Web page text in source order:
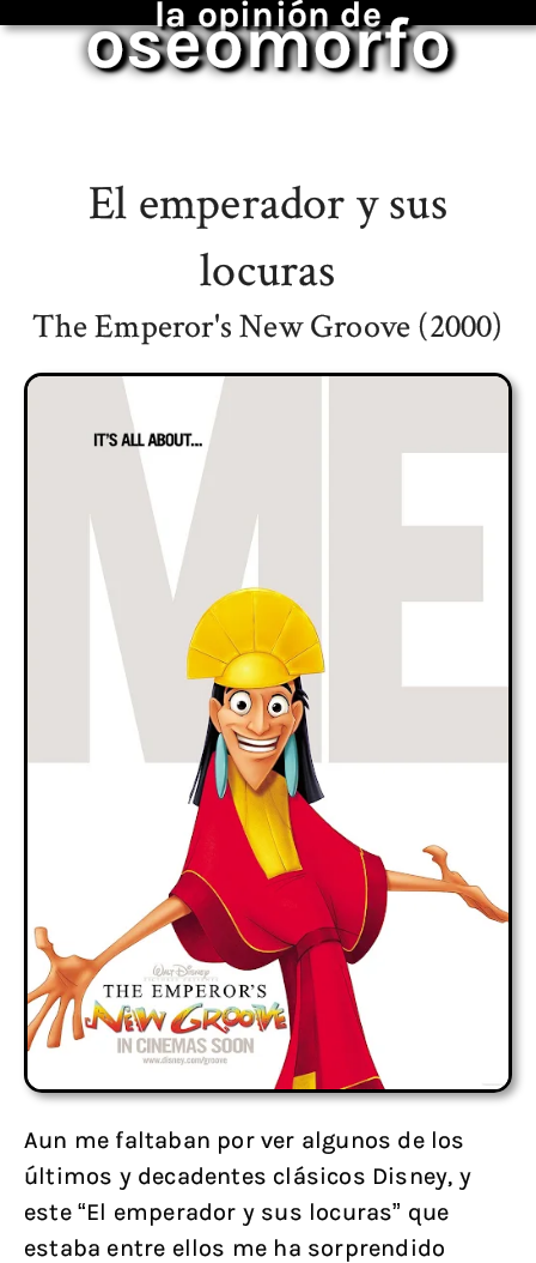
la opinión de
oseomorfo
El emperador y sus
locuras
The Emperor's New Groove (2000)
Aun me faltaban por ver algunos de los
últimos y decadentes clásicos Disney, y
este “El emperador y sus locuras” que
estaba entre ellos me ha sorprendido